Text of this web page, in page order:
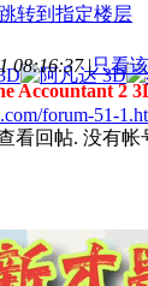
08:16:37 |只看
Accountant 2
forum-51-
看回帖. 没有帐